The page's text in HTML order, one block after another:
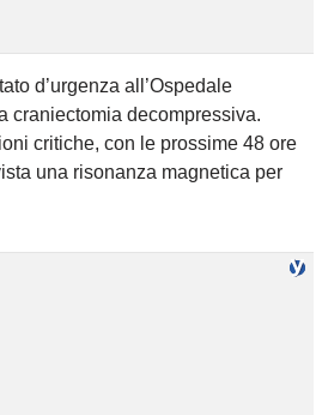
d’urgenza all’Ospedale
craniectomia decompressiva.
critiche, con le prossime 48 ore
una risonanza magnetica per